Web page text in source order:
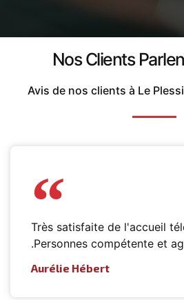
Nos Clients
Avis de nos clients à Le
Très satisfaite de l'accueil
.Personnes compétente et
Aurélie Hébert